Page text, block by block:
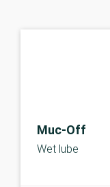
Muc-Off
Wet lube